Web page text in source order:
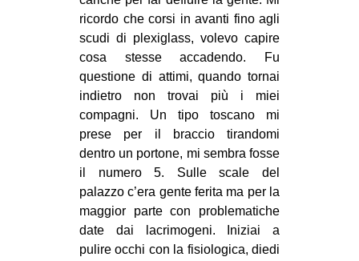
ricordo che corsi in avanti fino agli
scudi di plexiglass, volevo capire
cosa stesse accadendo. Fu
questione di attimi, quando tornai
indietro non trovai più i miei
compagni. Un tipo toscano mi
prese per il braccio tirandomi
dentro un portone, mi sembra fosse
il numero 5. Sulle scale del
palazzo c’era gente ferita ma per la
maggior parte con problematiche
date dai lacrimogeni. Iniziai a
pulire occhi con la fisiologica, diedi